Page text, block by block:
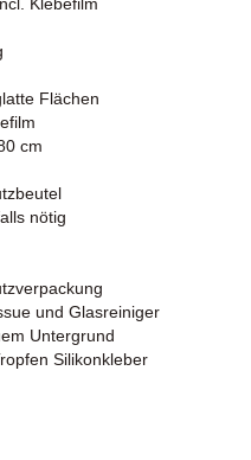
Klebefilm
Flächen
cm
nötig
und Glasreiniger
Untergrund
Silikonkleber